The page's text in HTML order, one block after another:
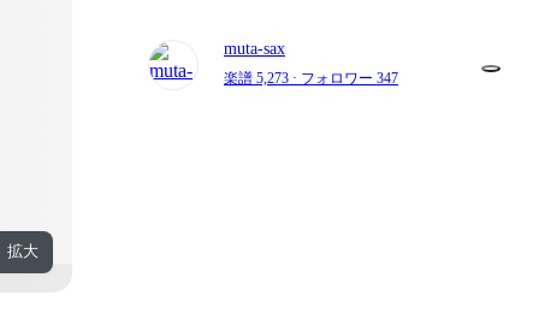
拡大
muta-sax
楽譜 5,273 · フォロワー 347